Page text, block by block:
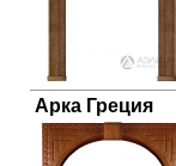
Арка Греция